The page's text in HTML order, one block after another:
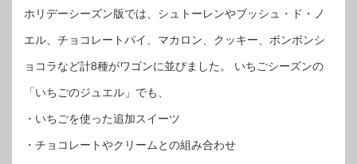
ホリデーシーズン版では、シュトーレンやブッシュ・ド・ノ
エル、チョコレートパイ、マカロン、クッキー、ボンボンシ
ョコラなど計8種がワゴンに並びました。 いちごシーズンの
「いちごのジュエル」でも、
・いちごを使った追加スイーツ
・チョコレートやクリームとの組み合わせ